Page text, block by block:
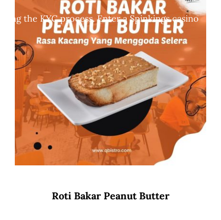
Roti Bakar Peanut Butter
the KYC process. Enter a Spinkings casino